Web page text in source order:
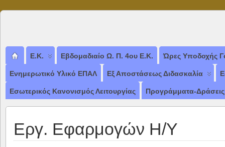
Ε.Κ. Εβδομαδιαίο Ω. Π. 4ου Ε.Κ. Ώρες Υποδοχής
Ενημερωτικό Υλικό ΕΠΑΛ Εξ Αποστάσεως Διδασκαλία
Εσωτερικός Κανονισμός Λειτουργίας Προγράμματα-Δράσεις
Εργ. Εφαρμογών Η/Υ